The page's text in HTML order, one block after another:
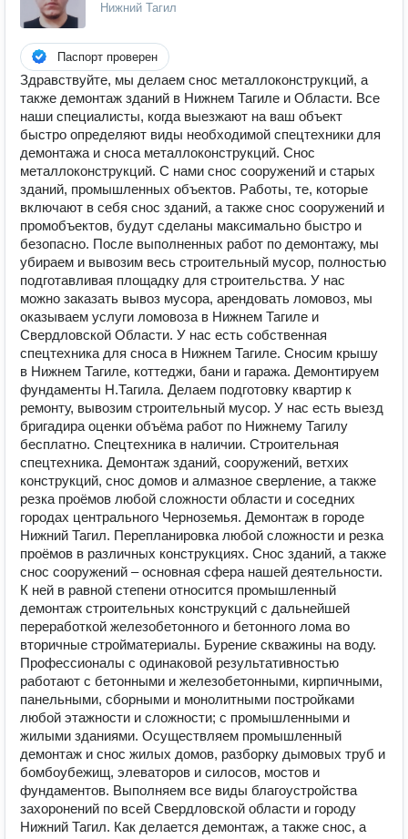
Нижний Тагил
Паспорт проверен
Здравствуйте, мы делаем снос металлоконструкций, а
также демонтаж зданий в Нижнем Тагиле и Области. Все
наши специалисты, когда выезжают на ваш объект
быстро определяют виды необходимой спецтехники для
демонтажа и сноса металлоконструкций. Снос
металлоконструкций. С нами снос сооружений и старых
зданий, промышленных объектов. Работы, те, которые
включают в себя снос зданий, а также снос сооружений и
промобъектов, будут сделаны максимально быстро и
безопасно. После выполненных работ по демонтажу, мы
убираем и вывозим весь строительный мусор, полностью
подготавливая площадку для строительства. У нас
можно заказать вывоз мусора, арендовать ломовоз, мы
оказываем услуги ломовоза в Нижнем Тагиле и
Свердловской Области. У нас есть собственная
спецтехника для сноса в Нижнем Тагиле. Сносим крышу
в Нижнем Тагиле, коттеджи, бани и гаража. Демонтируем
фундаменты Н.Тагила. Делаем подготовку квартир к
ремонту, вывозим строительный мусор. У нас есть выезд
бригадира оценки объёма работ по Нижнему Тагилу
бесплатно. Спецтехника в наличии. Строительная
спецтехника. Демонтаж зданий, сооружений, ветхих
конструкций, снос домов и алмазное сверление, а также
резка проёмов любой сложности области и соседних
городах центрального Черноземья. Демонтаж в городе
Нижний Тагил. Перепланировка любой сложности и резка
проёмов в различных конструкциях. Снос зданий, а также
снос сооружений – основная сфера нашей деятельности.
К ней в равной степени относится промышленный
демонтаж строительных конструкций с дальнейшей
переработкой железобетонного и бетонного лома во
вторичные стройматериалы. Бурение скважины на воду.
Профессионалы с одинаковой результативностью
работают с бетонными и железобетонными, кирпичными,
панельными, сборными и монолитными постройками
любой этажности и сложности; с промышленными и
жилыми зданиями. Осуществляем промышленный
демонтаж и снос жилых домов, разборку дымовых труб и
бомбоубежищ, элеваторов и силосов, мостов и
фундаментов. Выполняем все виды благоустройства
захоронений по всей Свердловской области и городу
Нижний Тагил. Как делается демонтаж, а также снос, а